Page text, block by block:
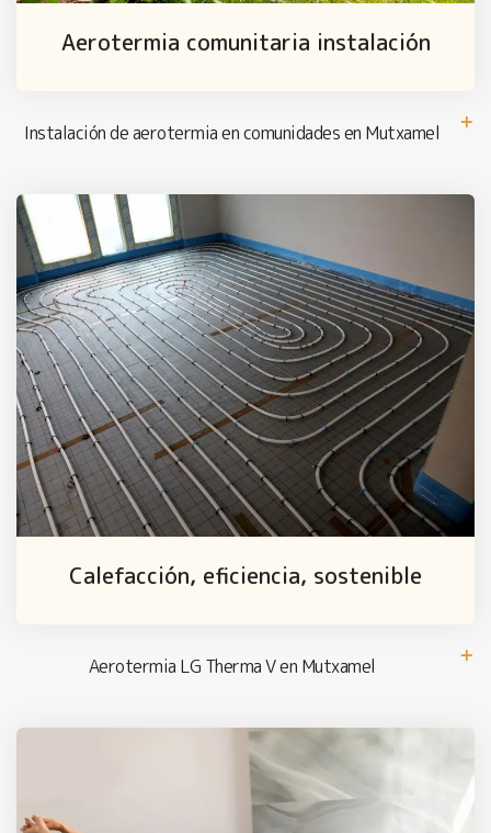
Aerotermia comunitaria instalación
Instalación de aerotermia en comunidades en Mutxamel
Calefacción, eficiencia, sostenible
Aerotermia LG Therma V en Mutxamel